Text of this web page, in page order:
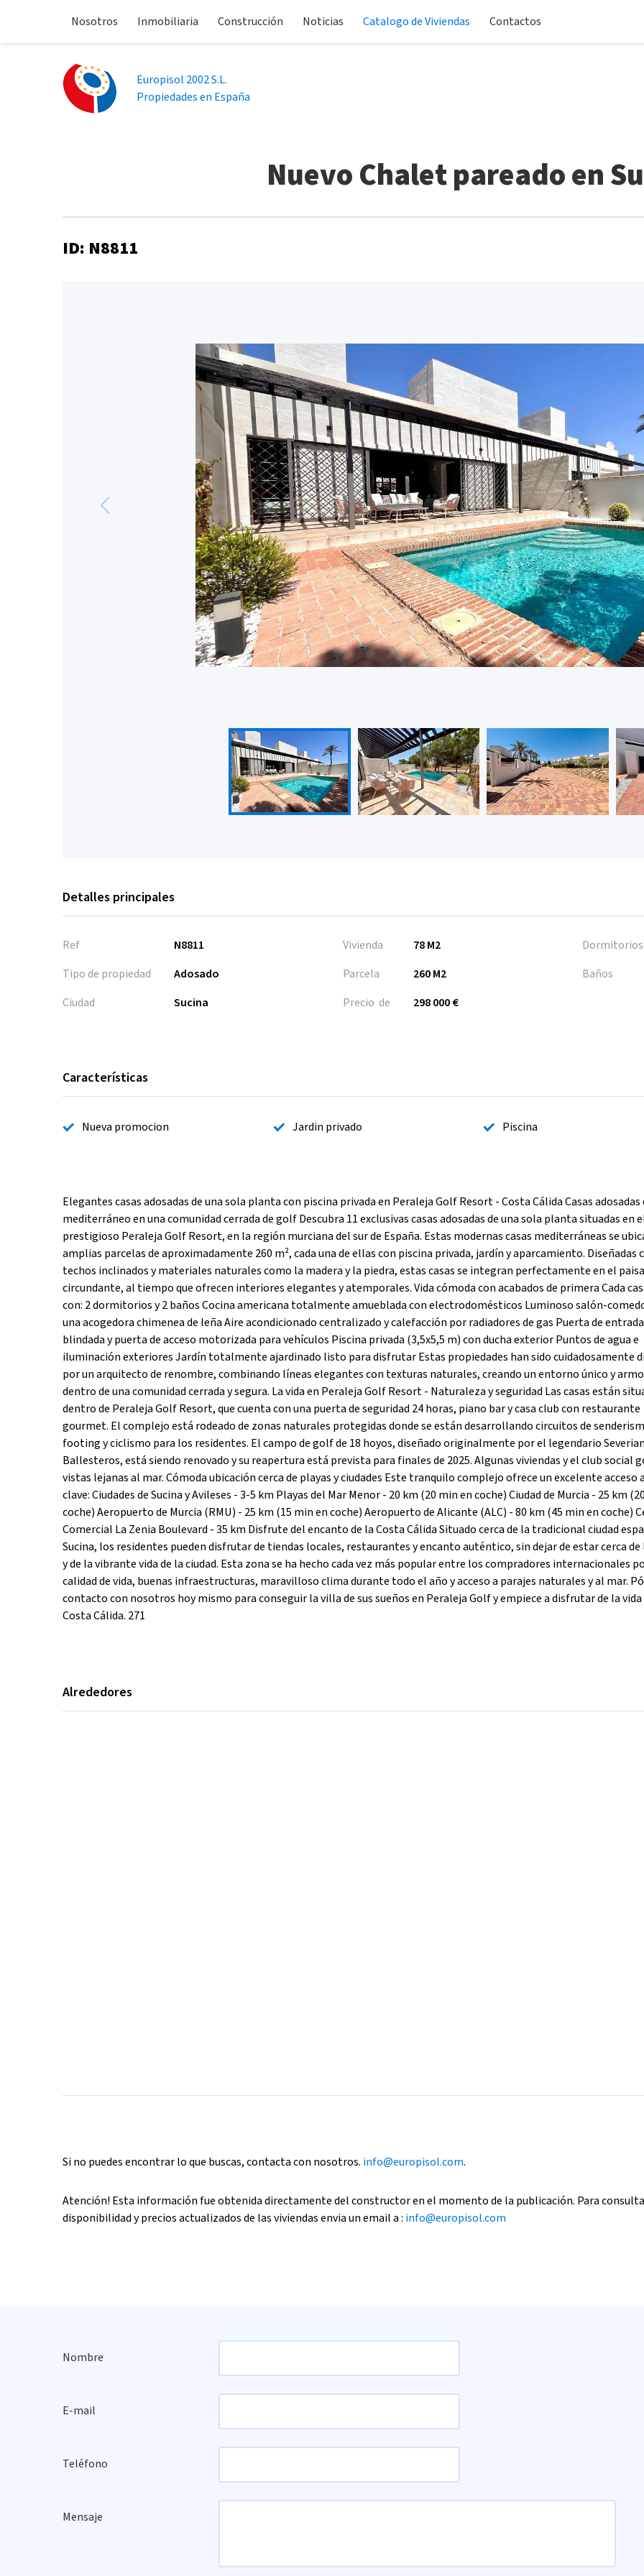
Nosotros Inmobiliaria Construcción Noticias Catalogo de Viviendas Contactos
Europisol 2002 S.L.
Propiedades en España
Nuevo Chalet pareado en
ID: N8811
Detalles principales
Ref
N8811
Tipo de propiedad
Adosado
Ciudad
Sucina
Vivienda
78 M2
Parcela
260 M2
Precio de
298 000 €
Dormitorios
Baños
Características
Nueva promocion Jardin privado Piscina
Elegantes casas adosadas de una sola planta con piscina privada en Peraleja Golf Resort - Costa Cálida Casas
mediterráneo en una comunidad cerrada de golf Descubra 11 exclusivas casas adosadas de una sola planta situadas en
prestigioso Peraleja Golf Resort, en la región murciana del sur de España. Estas modernas casas mediterráneas se
amplias parcelas de aproximadamente 260 m², cada una de ellas con piscina privada, jardín y aparcamiento. Diseñadas
techos inclinados y materiales naturales como la madera y la piedra, estas casas se integran perfectamente en el
circundante, al tiempo que ofrecen interiores elegantes y atemporales. Vida cómoda con acabados de primera Cada
con: 2 dormitorios y 2 baños Cocina americana totalmente amueblada con electrodomésticos Luminoso salón-
una acogedora chimenea de leña Aire acondicionado centralizado y calefacción por radiadores de gas Puerta de entrada
blindada y puerta de acceso motorizada para vehículos Piscina privada (3,5x5,5 m) con ducha exterior Puntos de agua e
iluminación exteriores Jardín totalmente ajardinado listo para disfrutar Estas propiedades han sido cuidadosamente
por un arquitecto de renombre, combinando líneas elegantes con texturas naturales, creando un entorno único y
dentro de una comunidad cerrada y segura. La vida en Peraleja Golf Resort - Naturaleza y seguridad Las casas están
dentro de Peraleja Golf Resort, que cuenta con una puerta de seguridad 24 horas, piano bar y casa club con restaurante
gourmet. El complejo está rodeado de zonas naturales protegidas donde se están desarrollando circuitos de
footing y ciclismo para los residentes. El campo de golf de 18 hoyos, diseñado originalmente por el legendario
Ballesteros, está siendo renovado y su reapertura está prevista para finales de 2025. Algunas viviendas y el club social
vistas lejanas al mar. Cómoda ubicación cerca de playas y ciudades Este tranquilo complejo ofrece un excelente acceso
clave: Ciudades de Sucina y Avileses - 3-5 km Playas del Mar Menor - 20 km (20 min en coche) Ciudad de Murcia - 25 km
coche) Aeropuerto de Murcia (RMU) - 25 km (15 min en coche) Aeropuerto de Alicante (ALC) - 80 km (45 min en coche)
Comercial La Zenia Boulevard - 35 km Disfrute del encanto de la Costa Cálida Situado cerca de la tradicional ciudad
Sucina, los residentes pueden disfrutar de tiendas locales, restaurantes y encanto auténtico, sin dejar de estar cerca
y de la vibrante vida de la ciudad. Esta zona se ha hecho cada vez más popular entre los compradores internacionales
calidad de vida, buenas infraestructuras, maravilloso clima durante todo el año y acceso a parajes naturales y al mar.
contacto con nosotros hoy mismo para conseguir la villa de sus sueños en Peraleja Golf y empiece a disfrutar de la
Costa Cálida. 271
Alrededores
Si no puedes encontrar lo que buscas, contacta con nosotros. info@europisol.com.
Atención! Esta información fue obtenida directamente del constructor en el momento de la publicación. Para
disponibilidad y precios actualizados de las viviendas envia un email a : info@europisol.com
Nombre
E-mail
Teléfono
Mensaje